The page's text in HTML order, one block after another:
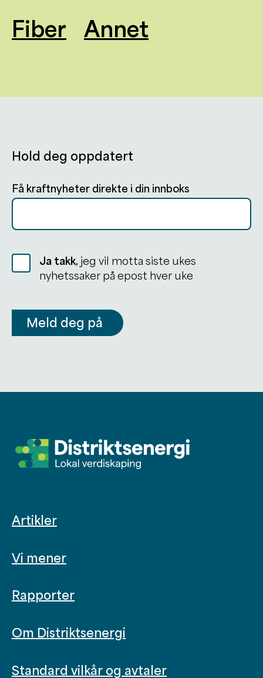
Fiber
Annet
Hold deg oppdatert
Få kraftnyheter direkte i din innboks
Ja takk, jeg vil motta siste ukes
nyhetssaker på epost hver uke
Meld deg på
Artikler
Vi mener
Rapporter
Om Distriktsenergi
Standard vilkår og avtaler